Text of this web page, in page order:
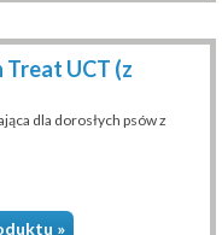
UCT (z
dla dorosłych psów z
»